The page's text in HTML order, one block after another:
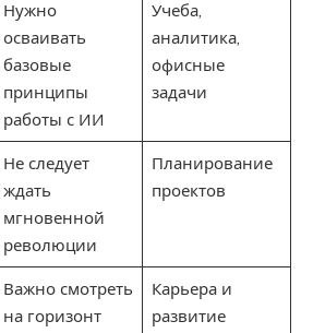
Нужно
осваивать
базовые
принципы
работы с ИИ
Учеба,
аналитика,
офисные
задачи
Не следует
ждать
мгновенной
революции
Планирование
проектов
Важно смотреть
на горизонт
Карьера и
развитие